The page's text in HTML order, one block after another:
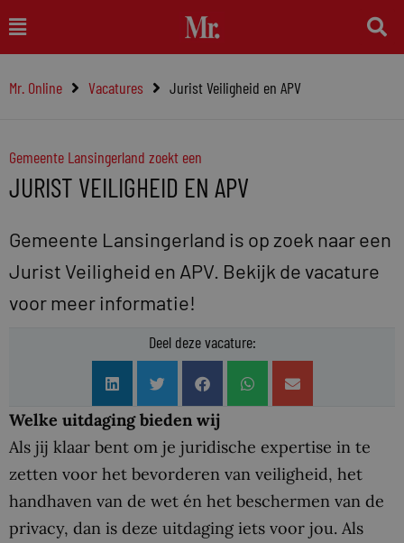
naar
inhoud
Main
Menu
Mr. Online Vacatures Jurist Veiligheid en APV
Gemeente Lansingerland zoekt een
JURIST VEILIGHEID EN APV
Gemeente Lansingerland is op zoek naar een
Jurist Veiligheid en APV. Bekijk de vacature
voor meer informatie!
Deel deze vacature:
Welke uitdaging bieden wij
Als jij klaar bent om je juridische expertise in te
zetten voor het bevorderen van veiligheid, het
handhaven van de wet én het beschermen van de
privacy, dan is deze uitdaging iets voor jou. Als